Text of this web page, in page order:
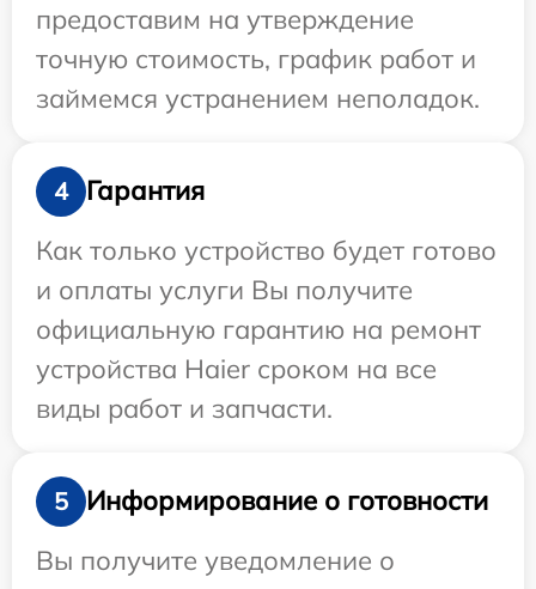
предоставим на утверждение
точную стоимость, график работ и
займемся устранением неполадок.
4
Гарантия
Как только устройство будет готово
и оплаты услуги Вы получите
официальную гарантию на ремонт
устройства Haier сроком на все
виды работ и запчасти.
5
Информирование о готовности
Вы получите уведомление о